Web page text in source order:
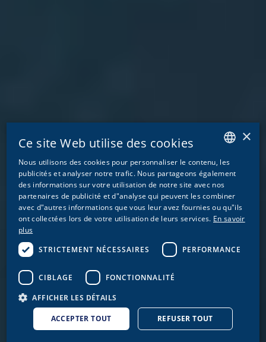
GERMAN
ENGLISH
FRENCH
×
Ce site Web utilise des cookies
Nous utilisons des cookies pour personnaliser le contenu, les
publicités et analyser notre trafic. Nous partageons également
des informations sur votre utilisation de notre site avec nos
partenaires de publicité et d"analyse qui peuvent les combiner
avec d"autres informations que vous leur avez fournies ou qu"ils
ont collectées lors de votre utilisation de leurs services. En savoir
plus
STRICTEMENT NÉCESSAIRES
PERFORMANCE
CIBLAGE FONCTIONNALITÉ
AFFICHER LES DÉTAILS
ACCEPTER TOUT REFUSER TOUT